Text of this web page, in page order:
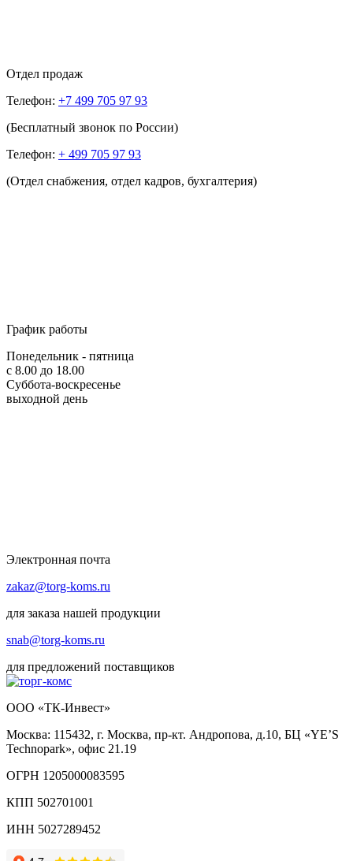
Отдел продаж
Телефон: +7 499 705 97 93
(Бесплатный звонок по России)
Телефон: + 499 705 97 93
(Отдел снабжения, отдел кадров, бухгалтерия)
График работы
Понедельник - пятница
с 8.00 до 18.00
Суббота-воскресенье
выходной день
Электронная почта
zakaz@torg-koms.ru
для заказа нашей продукции
snab@torg-koms.ru
для предложений поставщиков
ООО «ТК-Инвест»
Москва: 115432, г. Москва, пр-кт. Андропова, д.10, БЦ «YE’S
Technopark», офис 21.19
ОГРН 1205000083595
КПП 502701001
ИНН 5027289452